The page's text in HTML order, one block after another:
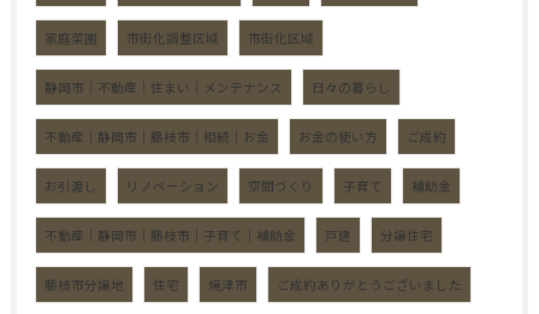
家庭菜園 市街化調整区域 市街化区域
静岡市｜不動産｜住まい｜メンテナンス 日々の暮らし
不動産｜静岡市｜藤枝市｜相続｜お金 お金の使い方 ご成約
お引渡し リノベーション 空間づくり 子育て 補助金
不動産｜静岡市｜藤枝市｜子育て｜補助金 戸建 分譲住宅
藤枝市分譲地 住宅 焼津市 ご成約ありがとうございました